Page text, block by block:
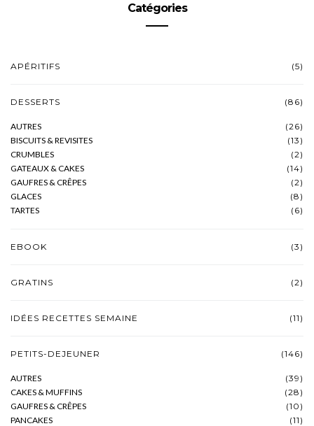
Catégories
APÉRITIFS (5)
DESSERTS (86)
AUTRES
(26)
BISCUITS & REVISITES
(13)
CRUMBLES
(2)
GATEAUX & CAKES
(14)
GAUFRES & CRÊPES
(2)
GLACES
(8)
TARTES
(6)
EBOOK (3)
GRATINS (2)
IDÉES RECETTES SEMAINE (11)
PETITS-DEJEUNER (146)
AUTRES
(39)
CAKES & MUFFINS
(28)
GAUFRES & CRÊPES
(10)
PANCAKES
(11)